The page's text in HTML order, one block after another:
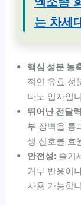
는 차세
핵심 성분 농
적인 유효 성
나노 입자입
뛰어난 전달
부 장벽을 통
생 신호를 효
안전성: 줄기
거부 반응이
사용 가능합